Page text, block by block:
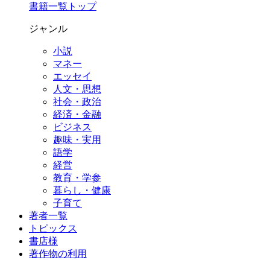
書籍一覧トップ
ジャンル
小説
マネー
エッセイ
人文・思想
社会・政治
経済・金融
ビジネス
趣味・実用
語学
経営
教育・学参
暮らし・健康
子育て
著者一覧
トピックス
書店様
著作物の利用